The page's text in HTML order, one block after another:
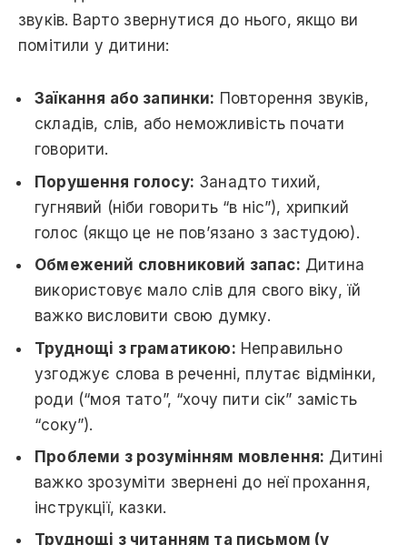
звуків. Варто звернутися до нього, якщо ви
помітили у дитини:
Заїкання або запинки: Повторення звуків,
складів, слів, або неможливість почати
говорити.
Порушення голосу: Занадто тихий,
гугнявий (ніби говорить “в ніс”), хрипкий
голос (якщо це не пов’язано з застудою).
Обмежений словниковий запас: Дитина
використовує мало слів для свого віку, їй
важко висловити свою думку.
Труднощі з граматикою: Неправильно
узгоджує слова в реченні, плутає відмінки,
роди (“моя тато”, “хочу пити сік” замість
“соку”).
Проблеми з розумінням мовлення: Дитині
важко зрозуміти звернені до неї прохання,
інструкції, казки.
Труднощі з читанням та письмом (у